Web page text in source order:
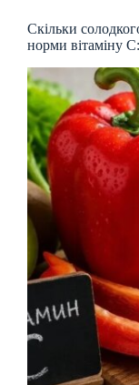
Скільки
норми вітаміну